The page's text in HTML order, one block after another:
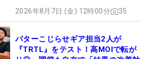
2026年8月7日 (金) 12時00分 35
パターこじらせギア担当2人が
『TRTL』をテスト！高MOIで転が